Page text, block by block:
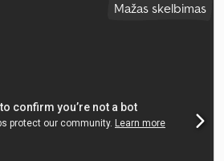
Mažas skelbimas